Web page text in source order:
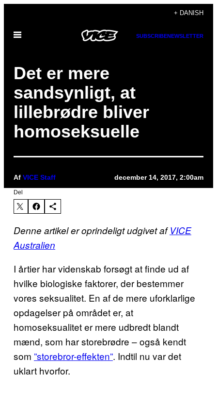
indhold
+ DANISH
Åbn
SUBSCRIBENEWSLETTER
Det er mere
sandsynligt, at
lillebrødre bliver
homoseksuelle
Af VICE Staff december 14, 2017, 2:00am
Del
Denne artikel er oprindeligt udgivet afVICE
Australien
I årtier har videnskab forsøgt at finde ud af
hvilke biologiske faktorer, der bestemmer
vores seksualitet. En af de mere uforklarlige
opdagelser på området er, at
homoseksualitet er mere udbredt blandt
mænd, som har storebrødre – også kendt
som ”storebror-effekten”. Indtil nu var det
uklart hvorfor.